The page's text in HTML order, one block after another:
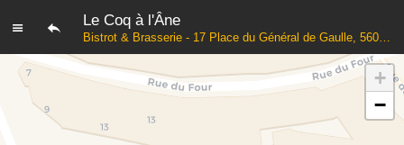
Le Coq à l'Âne
Bistrot & Brasserie - 17 Place du Général de Gaulle, 56000 Vannes, France
+
−